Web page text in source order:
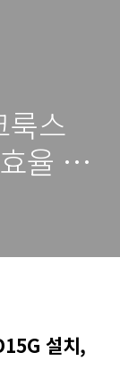
룩스
율 수
설치,